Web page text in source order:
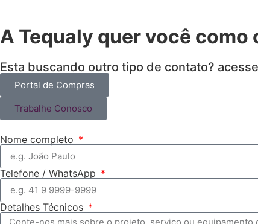
A Tequaly quer você como
Esta buscando outro tipo de contato?
Portal de Compras
Trabalhe Conosco
Nome completo
Telefone / WhatsApp
Detalhes Técnicos